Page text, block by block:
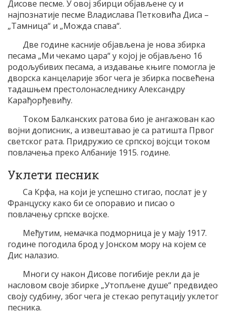
Дисове песме. У овој збирци објављене су и
најпознатије песме Владислава Петковића Диса –
„Тамница“ и „Можда спава“.
Две године касније објављена је нова збирка
песама „Ми чекамо цара“ у којој је објављено 16
родољубивих песама, а издавање књиге помогла је
дворска канцеларије због чега је збирка посвећена
тадашњем престолонаследнику Александру
Карађорђевићу.
Током Балканских ратова био је ангажован као
војни дописник, а извештавао је са ратишта Првог
светског рата. Придружио се српској војсци током
повлачења преко Албаније 1915. године.
Уклети песник
Са Крфа, на који је успешно стигао, послат је у
Француску како би се опоравио и писао о
повлачењу српске војске.
Међутим, немачка подморница је у мају 1917.
године погодила брод у Јонском мору на којем се
Дис налазио.
Многи су након Дисове погибије рекли да је
насловом своје збирке „Утопљене душе“ предвидео
своју судбину, због чега је стекао репутацију уклетог
песника.